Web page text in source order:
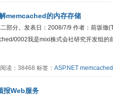
memcached的内存存储
部分。发表日：2008/7/9 作者：前坂徹
0002我是mixi株式会社研究开发组
读：38468 标签： ASP.NET memcached
报Web服务